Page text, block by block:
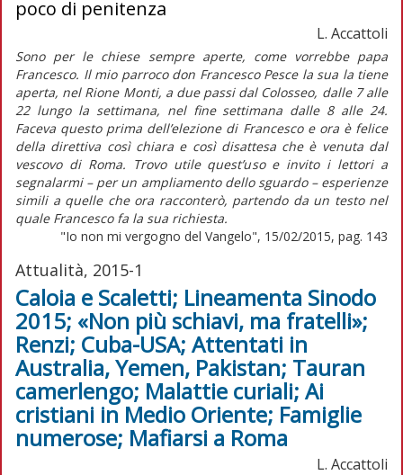
poco di penitenza
L. Accattoli
Sono per le chiese sempre aperte, come vorrebbe papa
Francesco. Il mio parroco don Francesco Pesce la sua la tiene
aperta, nel Rione Monti, a due passi dal Colosseo, dalle 7 alle
22 lungo la settimana, nel fine settimana dalle 8 alle 24.
Faceva questo prima dell’elezione di Francesco e ora è felice
della direttiva così chiara e così disattesa che è venuta dal
vescovo di Roma. Trovo utile quest’uso e invito i lettori a
segnalarmi – per un ampliamento dello sguardo – esperienze
simili a quelle che ora racconterò, partendo da un testo nel
quale Francesco fa la sua richiesta.
"Io non mi vergogno del Vangelo", 15/02/2015, pag. 143
Attualità, 2015-1
Caloia e Scaletti; Lineamenta Sinodo
2015; «Non più schiavi, ma fratelli»;
Renzi; Cuba-USA; Attentati in
Australia, Yemen, Pakistan; Tauran
camerlengo; Malattie curiali; Ai
cristiani in Medio Oriente; Famiglie
numerose; Mafiarsi a Roma
L. Accattoli